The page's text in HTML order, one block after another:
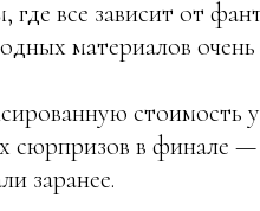
где все зависит от
материалов очень
стоимость
сюрпризов в финале —
заранее.